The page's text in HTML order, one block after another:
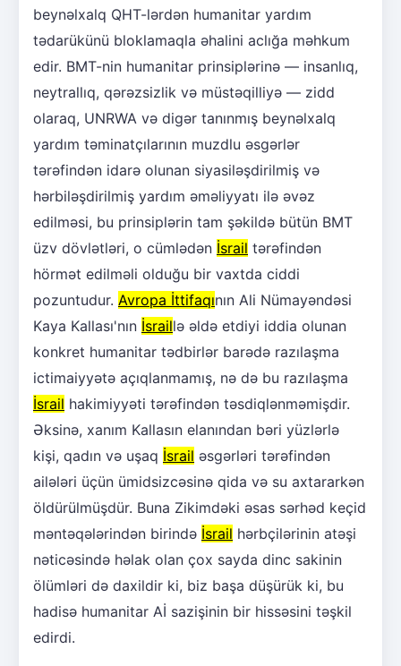
beynəlxalq QHT-lərdən humanitar yardım
tədarükünü bloklamaqla əhalini aclığa məhkum
edir. BMT-nin humanitar prinsiplərinə — insanlıq,
neytrallıq, qərəzsizlik və müstəqilliyə — zidd
olaraq, UNRWA və digər tanınmış beynəlxalq
yardım təminatçılarının muzdlu əsgərlər
tərəfindən idarə olunan siyasiləşdirilmiş və
hərbiləşdirilmiş yardım əməliyyatı ilə əvəz
edilməsi, bu prinsiplərin tam şəkildə bütün BMT
üzv dövlətləri, o cümlədən İsrail tərəfindən
hörmət edilməli olduğu bir vaxtda ciddi
pozuntudur. Avropa İttifaqının Ali Nümayəndəsi
Kaya Kallası'nın İsraillə əldə etdiyi iddia olunan
konkret humanitar tədbirlər barədə razılaşma
ictimaiyyətə açıqlanmamış, nə də bu razılaşma
İsrail hakimiyyəti tərəfindən təsdiqlənməmişdir.
Əksinə, xanım Kallasın elanından bəri yüzlərlə
kişi, qadın və uşaq İsrail əsgərləri tərəfindən
ailələri üçün ümidsizcəsinə qida və su axtararkən
öldürülmüşdür. Buna Zikimdəki əsas sərhəd keçid
məntəqələrindən birində İsrail hərbçilərinin atəşi
nəticəsində həlak olan çox sayda dinc sakinin
ölümləri də daxildir ki, biz başa düşürük ki, bu
hadisə humanitar Aİ sazişinin bir hissəsini təşkil
edirdi.